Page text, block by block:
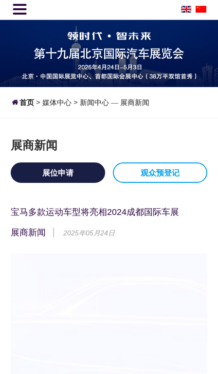

首页 > 媒体中心 > 新闻中心 — 展商新闻
展商新闻
展位申请 观众预登记
宝马多款运动车型将亮相2024成都国际车展
展商新闻 2025年05月24日